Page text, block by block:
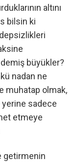
altını
bilsin ki
demiş büyükler?
nadan ne
muhatap olmak,
sadece
etmeye
getirmenin